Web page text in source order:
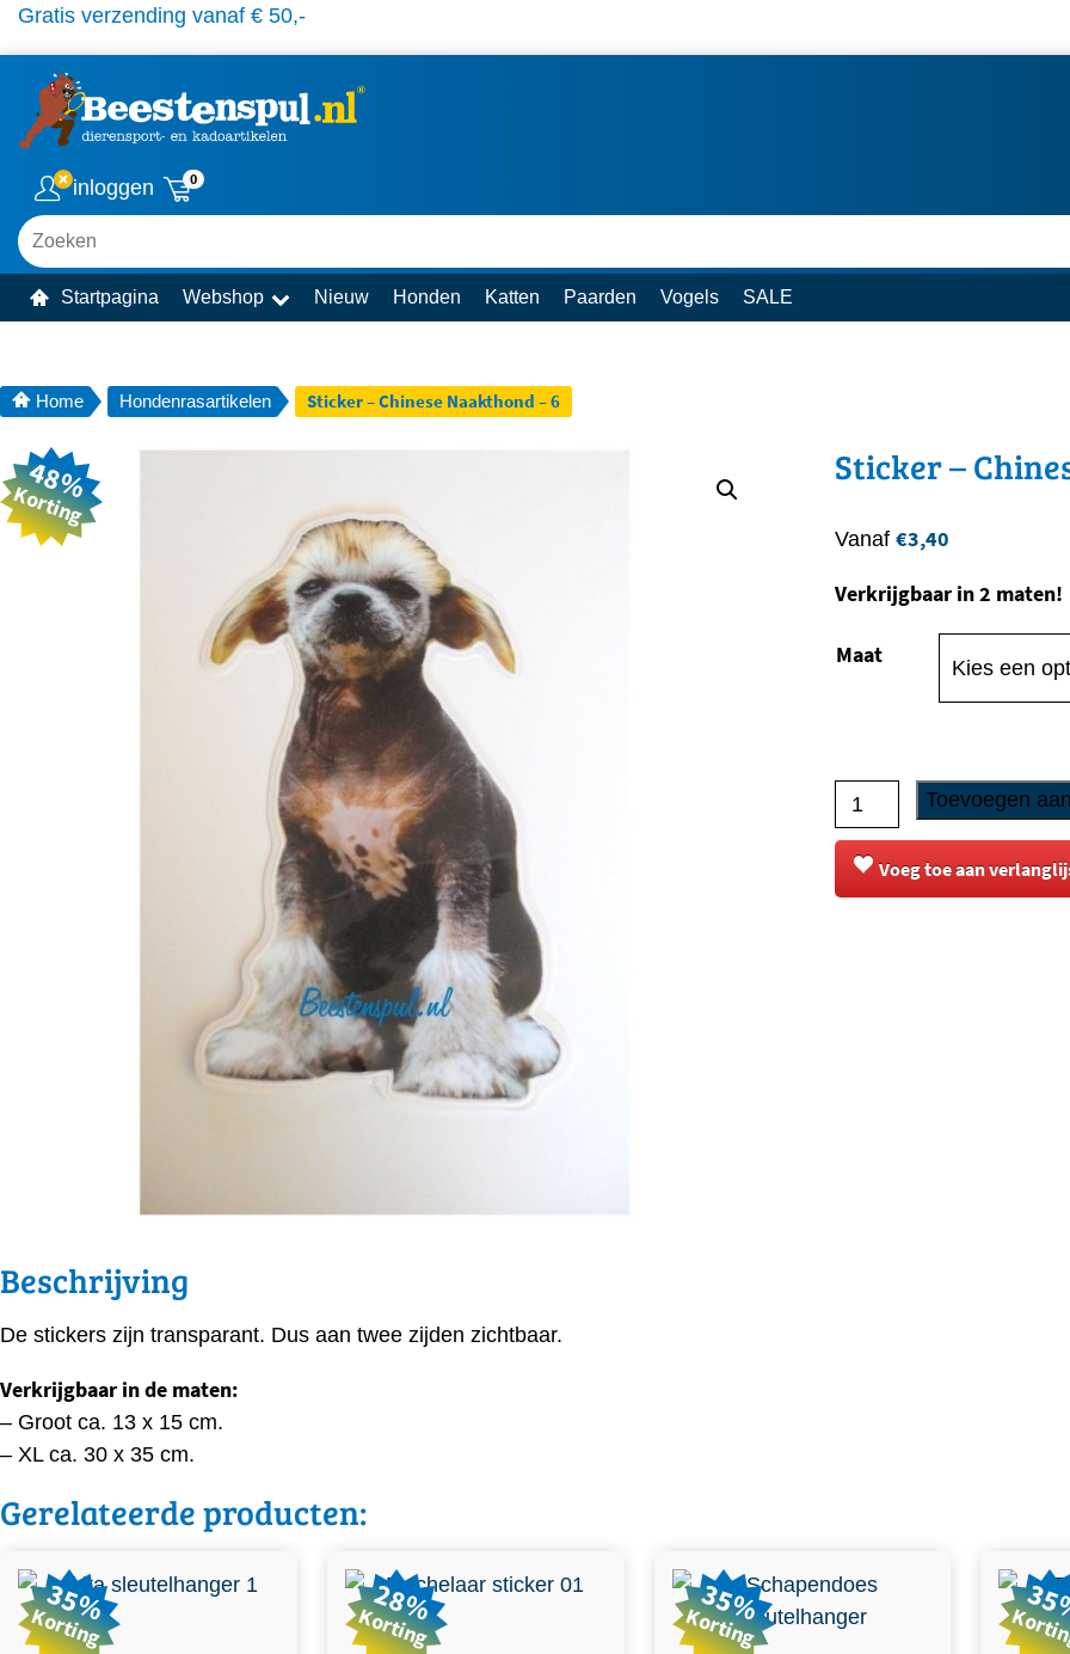
Gratis verzending vanaf € 50,-
inloggen 0
Zoeken
Startpagina Webshop Nieuw Honden Katten Paarden Vogels SALE
Home Hondenrasartikelen Sticker – Chinese Naakthond – 6
48%
Korting
Sticker –
Vanaf €3,40
Verkrijgbaar in 2 maten!
Maat
Sticker
-
Chinese
Naakthond
Toevoegen
Voeg toe aan
Beschrijving
De stickers zijn transparant. Dus aan twee zijden zichtbaar.
Verkrijgbaar in de maten:
– Groot ca. 13 x 15 cm.
– XL ca. 30 x 35 cm.
Gerelateerde producten:
35%
Korting 28%
Korting 35%
Korting